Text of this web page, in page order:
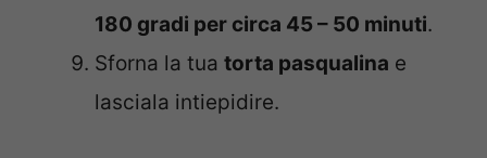
180 gradi per circa 45 – 50 minuti.
Sforna la tua torta pasqualina e
lasciala intiepidire.